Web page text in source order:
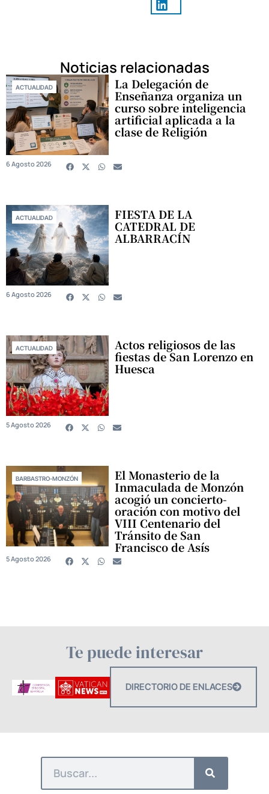
Noticias relacionadas
ACTUALIDAD La Delegación de
Enseñanza organiza un
curso sobre inteligencia
artificial aplicada a la
clase de Religión
6 Agosto 2026
ACTUALIDAD FIESTA DE LA
CATEDRAL DE
ALBARRACÍN
6 Agosto 2026
ACTUALIDAD Actos religiosos de las
fiestas de San Lorenzo en
Huesca
5 Agosto 2026
BARBASTRO-MONZÓN El Monasterio de la
Inmaculada de Monzón
acogió un concierto-
oración con motivo del
VIII Centenario del
Tránsito de San
Francisco de Asís
5 Agosto 2026
Te puede interesar
DIRECTORIO DE ENLACES